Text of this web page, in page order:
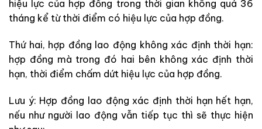
hiệu lực của hợp đồng trong thời gian không quá 36
tháng kể từ thời điểm có hiệu lực của hợp đồng.
Thứ hai, hợp đồng lao động không xác định thời hạn:
hợp đồng mà trong đó hai bên không xác định thời
hạn, thời điểm chấm dứt hiệu lực của hợp đồng.
Lưu ý: Hợp đồng lao động xác định thời hạn hết hạn,
nếu như người lao động vẫn tiếp tục thì sẽ thực hiện